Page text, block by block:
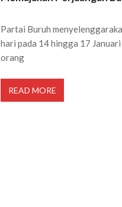
Partai Buruh
hari pada 14 hingga 17
orang
READ MORE